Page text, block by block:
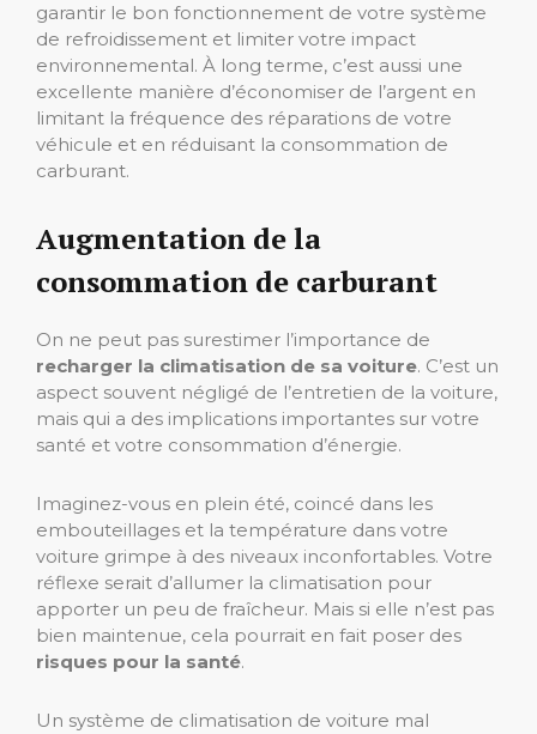
garantir le bon fonctionnement de votre système
de refroidissement et limiter votre impact
environnemental. À long terme, c’est aussi une
excellente manière d’économiser de l’argent en
limitant la fréquence des réparations de votre
véhicule et en réduisant la consommation de
carburant.
Augmentation de la
consommation de carburant
On ne peut pas surestimer l’importance de
recharger la climatisation de sa voiture. C’est un
aspect souvent négligé de l’entretien de la voiture,
mais qui a des implications importantes sur votre
santé et votre consommation d’énergie.
Imaginez-vous en plein été, coincé dans les
embouteillages et la température dans votre
voiture grimpe à des niveaux inconfortables. Votre
réflexe serait d’allumer la climatisation pour
apporter un peu de fraîcheur. Mais si elle n’est pas
bien maintenue, cela pourrait en fait poser des
risques pour la santé.
Un système de climatisation de voiture mal